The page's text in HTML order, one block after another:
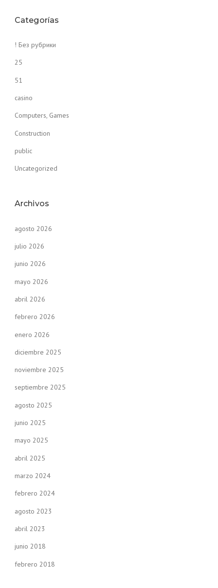
Categorías
! Без рубрики
25
51
casino
Computers, Games
Construction
public
Uncategorized
Archivos
agosto 2026
julio 2026
junio 2026
mayo 2026
abril 2026
febrero 2026
enero 2026
diciembre 2025
noviembre 2025
septiembre 2025
agosto 2025
junio 2025
mayo 2025
abril 2025
marzo 2024
febrero 2024
agosto 2023
abril 2023
junio 2018
febrero 2018